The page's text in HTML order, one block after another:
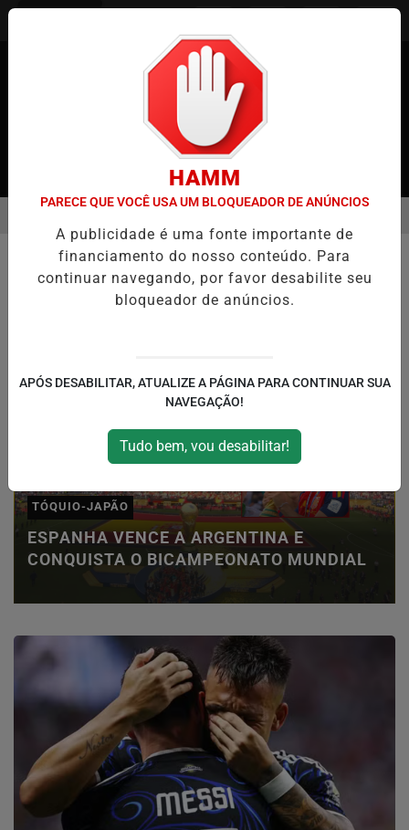
EM ALTA
/NOTÍCIAS MUNDO
TÓQUIO-JAPÃO
ESPANHA VENCE A ARGENTINA E
CONQUISTA O BICAMPEONATO MUNDIAL
HAMM
PARECE QUE VOCÊ USA UM BLOQUEADOR DE ANÚNCIOS
A publicidade é uma fonte importante de
financiamento do nosso conteúdo. Para
continuar navegando, por favor desabilite seu
bloqueador de anúncios.
APÓS DESABILITAR, ATUALIZE A PÁGINA PARA CONTINUAR SUA
NAVEGAÇÃO!
Tudo bem, vou desabilitar!